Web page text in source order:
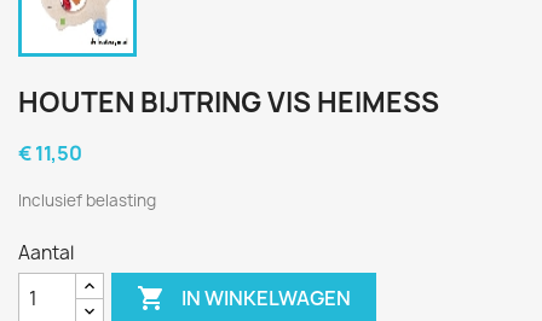
HOUTEN BIJTRING VIS HEIMESS
€ 11,50
Inclusief belasting
Aantal
 IN WINKELWAGEN